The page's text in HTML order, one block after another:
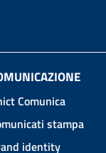
Comunica
stampa
identity